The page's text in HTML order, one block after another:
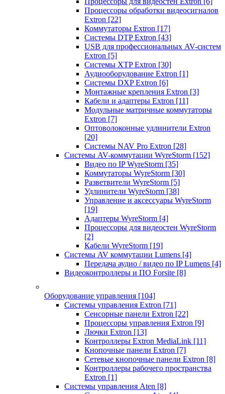
Процессоры обработки видеосигналов
Extron [22]
Коммутаторы Extron [17]
Системы DTP Extron [43]
USB для профессиональных AV-систем
Extron [5]
Системы XTP Extron [30]
Аудиооборудование Extron [1]
Системы DXP Extron [6]
Монтажные крепления Extron [3]
Кабели и адаптеры Extron [11]
Модульные матричные коммутаторы
Extron [7]
Оптоволоконные удлинители Extron
[20]
Системы NAV Pro Extron [28]
Системы AV-коммутации WyreStorm [152]
Видео по IP WyreStorm [35]
Коммутаторы WyreStorm [30]
Разветвители WyreStorm [5]
Удлинители WyreStorm [38]
Управление и аксессуары WyreStorm
[19]
Адаптеры WyreStorm [4]
Процессоры для видеостен WyreStorm
[2]
Кабели WyreStorm [19]
Системы AV коммутации Lumens [4]
Передача аудио / видео по IP Lumens [4]
Видеоконтроллеры и ПО Forsite [8]
Оборудование управления [104]
Системы управления Extron [71]
Сенсорные панели Extron [22]
Процессоры управления Extron [9]
Лючки Extron [13]
Контроллеры Extron MediaLink [11]
Кнопочные панели Extron [7]
Сетевые кнопочные панели Extron [8]
Контроллеры рабочего пространства
Extron [1]
Системы управления Aten [8]